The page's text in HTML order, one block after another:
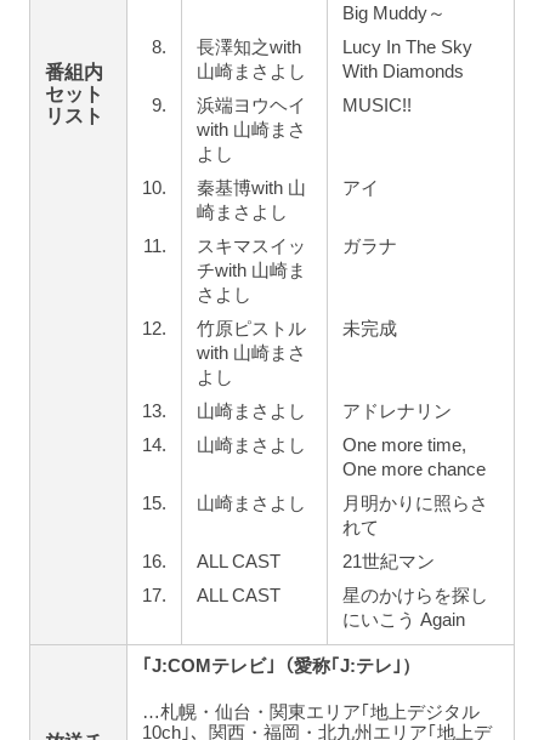
番組内
セット
リスト
Big Muddy～
8.
長澤知之with
山崎まさよし
Lucy In The Sky
With Diamonds
9.
浜端ヨウヘイ
with 山崎まさ
よし
MUSIC!!
10.
秦基博with 山
崎まさよし
アイ
11.
スキマスイッ
チwith 山崎ま
さよし
ガラナ
12.
竹原ピストル
with 山崎まさ
よし
未完成
13. 山崎まさよし
アドレナリン
14.
山崎まさよし
One more time,
One more chance
15.
山崎まさよし
月明かりに照らさ
れて
16.
ALL CAST
21世紀マン
17.
ALL CAST
星のかけらを探し
にいこう Again
｢J:COMテレビ｣（愛称｢J:テレ｣）
…札幌・仙台・関東エリア｢地上デジタル
10ch｣、関西・福岡・北九州エリア｢地上デ